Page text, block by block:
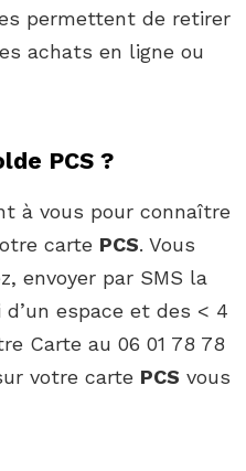
permettent de retirer
achats en ligne ou
PCS ?
à vous pour connaître
carte PCS. Vous
envoyer par SMS la
d’un espace et des < 4
Carte au 06 01 78 78
votre carte PCS vous